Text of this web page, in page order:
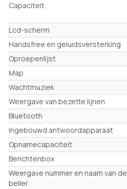
Capaciteit
Lcd-scherm
Handsfree en geluidsversterking
Oproepenlijst
Map
Wachtmuziek
Weergave van bezette lijnen
Bluetooth
Ingebouwd antwoordapparaat
Opnamecapaciteit
Berichtenbox
Weergave nummer en naam van de
beller